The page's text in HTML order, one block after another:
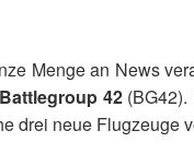
Menge an News
Battlegroup 42(BG42).
drei neue Flugzeuge